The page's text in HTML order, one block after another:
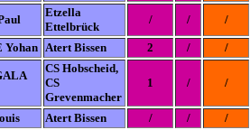
Etzella
Ettelbrück
/ / /
Yohan Atert Bissen 2 / /
CS Hobscheid,
CS
Grevenmacher
1 / /
Atert Bissen / / /